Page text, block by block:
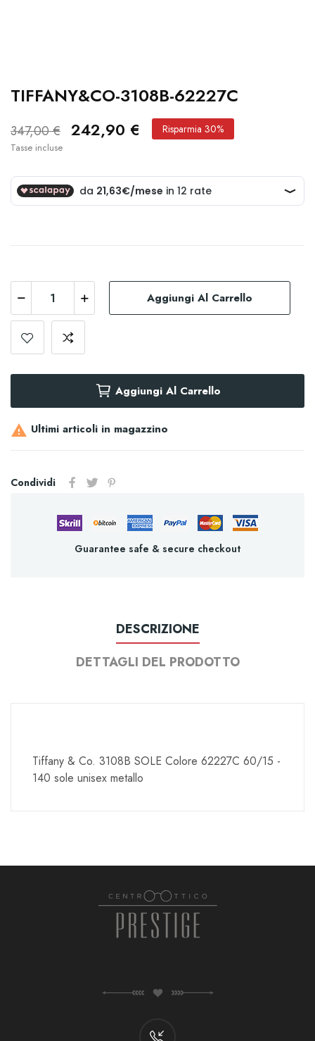
TIFFANY&CO-3108B-62227C
347,00 € 242,90 € Risparmia 30%
Tasse incluse
Aggiungi Al Carrello
Aggiungi Al Carrello
 Ultimi articoli in magazzino
Condividi
Guarantee safe & secure checkout
DESCRIZIONE
DETTAGLI DEL PRODOTTO
Tiffany & Co. 3108B SOLE Colore 62227C 60/15 -
140 sole unisex metallo